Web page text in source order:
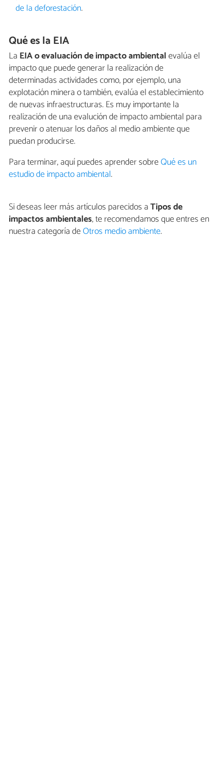
de la deforestación.
Qué es la EIA
La EIA o evaluación de impacto ambientalevalúa el
impacto que puede generar la realización de
determinadas actividades como, por ejemplo, una
explotación minera o también, evalúa el establecimiento
de nuevas infraestructuras. Es muy importante la
realización de una evalución de impacto ambiental para
prevenir o atenuar los daños al medio ambiente que
puedan producirse.
Para terminar, aquí puedes aprender sobreQué es un
estudio de impacto ambiental.
Si deseas leer más artículos parecidos aTipos de
impactos ambientales, te recomendamos que entres en
nuestra categoría deOtros medio ambiente.